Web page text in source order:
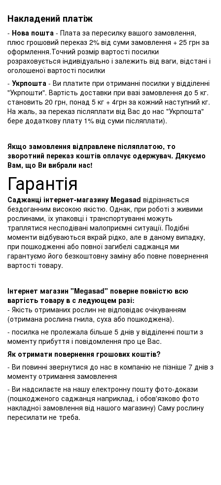
Накладений платіж
- Нова пошта - Плата за пересилку вашого замовлення,
плюс грошовий переказ 2% від суми замовлення + 25 грн за
оформлення.Точний розмір вартості посилки
розраховується індивідуально і залежить від ваги, відстані і
оголошеної вартості посилки
- Укрпошта - Ви платите при отриманні посилки у відділенні
"Укрпошти". Вартість доставки при вазі замовлення до 5 кг.
становить 20 грн, понад 5 кг + 4грн за кожний наступний кг.
На жаль, за переказ післяплати від Вас до нас "Укрпошта"
бере додаткову плату 1% від суми післяплати).
Якщо замовлення відправлене післяплатою, то
зворотний переказ коштів оплачує одержувач. Дякуємо
Вам, що Ви вибрали нас!
Гарантія
Саджанці інтернет-магазину Megasad відрізняється
бездоганним високою якістю. Однак, при роботі з живими
рослинами, їх упаковці і транспортуванні можуть
траплятися несподівані малоприємні ситуації. Подібні
моменти відбуваються вкрай рідко, але в даному випадку,
при пошкодженні або повної загибелі саджанця ми
гарантуємо його безкоштовну заміну або повне повернення
вартості товару.
Інтернет магазин "Megasad" поверне повністю всю
вартість товару в с ледующем разі:
- Якість отриманих рослин не відповідає очікуванням
(отримана рослина гнила, суха або пошкоджена).
- посилка не пролежала більше 5 днів у відділенні пошти з
моменту прибуття і повідомлення про це Вас.
Як отримати повернення грошових коштів?
- Ви повинні звернутися до нас в компанію не пізніше 7 днів з
моменту отримання замовлення
- Ви надсилаєте на нашу електронну пошту фото-докази
(пошкодженого саджанця наприклад, і обов'язково фото
накладної замовлення від нашого магазину) Саму рослину
пересилати не треба.